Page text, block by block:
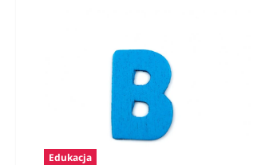
Polsce
wygląda
dobrze
w
statystykach.
Rzeczywistość
bywa
bardziej
skomplikowana
Edukacja